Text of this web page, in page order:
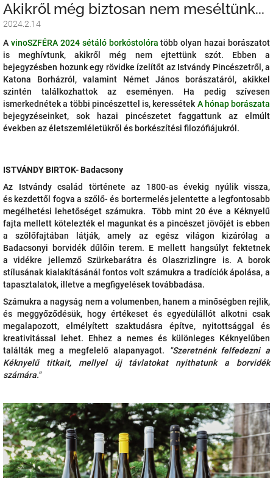
Akikről még biztosan nem meséltünk...
2024.2.14
A vinoSZFÉRA 2024 sétáló borkóstolóra több olyan hazai borászatot
is meghívtunk, akikről még nem ejtettünk szót. Ebben a
bejegyzésben hozunk egy rövidke ízelítőt az Istvándy Pincészetről, a
Katona Borházról, valamint Német János borászatáról, akikkel
szintén találkozhattok az eseményen. Ha pedig szívesen
ismerkednétek a többi pincészettel is, keressétek A hónap borászata
bejegyzéseinket, sok hazai pincészetet faggattunk az elmúlt
években az életszemléletükről és borkészítési filozófiájukról.
ISTVÁNDY BIRTOK- Badacsony
Az Istvándy család története az 1800-as évekig nyúlik vissza,
és kezdettől fogva a szőlő- és bortermelés jelentette a legfontosabb
megélhetési lehetőséget számukra. Több mint 20 éve a Kéknyelű
fajta mellett kötelezték el magunkat és a pincészet jövőjét is ebben
a szőlőfajtában látják, amely az egész világon kizárólag a
Badacsonyi borvidék dűlőin terem. E mellett hangsúlyt fektetnek
a vidékre jellemző Szürkebarátra és Olaszrizlingre is. A borok
stílusának kialakításánál fontos volt számukra a tradíciók ápolása, a
tapasztalatok, illetve a megfigyelések továbbadása.
Számukra a nagyság nem a volumenben, hanem a minőségben rejlik,
és meggyőződésük, hogy értékeset és egyedülállót alkotni csak
megalapozott, elmélyített szaktudásra építve, nyitottsággal és
kreativitással lehet. Ehhez a nemes és különleges Kéknyelűben
találták meg a megfelelő alapanyagot.
"Szeretnénk felfedezni a
Kéknyelű titkait, mellyel új távlatokat nyithatunk a borvidék
számára."